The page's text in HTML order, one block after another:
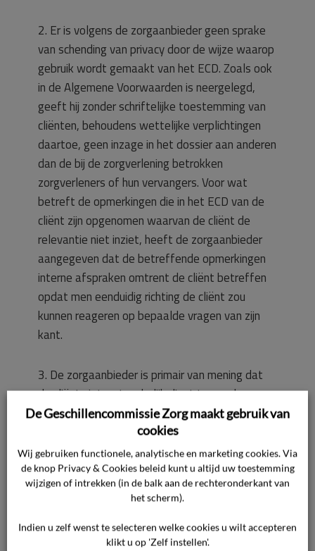
2. Er is volgens de zorgaanbieder geen sprake
van schending van privacy door de wijze waarop
gebruik wordt gemaakt van het ECD. Zoals ook
in de Algemene Voorwaarden is neergelegd,
geeft hij zonder schriftelijke toestemming van
cliënten, behoudens wettelijke verplichtingen
daartoe, geen inzage in het dossier aan anderen
dan de bij de zorgverlening betrokken
zorgverleners of hun vervangers. Voor wat
betreft de opmerkingen die in het ECD van de
cliënt zijn opgenomen waarvan de cliënt de
relevantie niet inziet, heeft de zorgaanbieder
aangegeven dat de betreffende opmerkingen
interne afspraken omtrent de cliënt betreffen
opdat men eenduidig richting de cliënt zou
kunnen reageren op bepaalde vragen van zijn
kant.
3. De zorgaanbieder is primair van mening dat
de cliënt niet-ontvankelijk dient te worden
verklaard voor zover de klachtonderdelen zien
op de zorgovereenkomst (wijkverpleging) van de
ouders van de cliënt, omdat de ouders hebben
aangegeven dat de cliënt hen bij het indienen
van klachten niet vertegenwoordigt. Subsidiair,
voor zover de cliënt ontvankelijk is in de
genoemde klachtonderdelen, stelt de
zorgaanbieder zich op het standpunt dat de
De Geschillencommissie Zorg maakt gebruik van
cookies
Wij gebruiken functionele, analytische en marketing cookies. Via
de knop Privacy & Cookies beleid kunt u altijd uw toestemming
wijzigen of intrekken (in de balk aan de rechteronderkant van
het scherm).
Indien u zelf wenst te selecteren welke cookies u wilt accepteren
klikt u op 'Zelf instellen'.